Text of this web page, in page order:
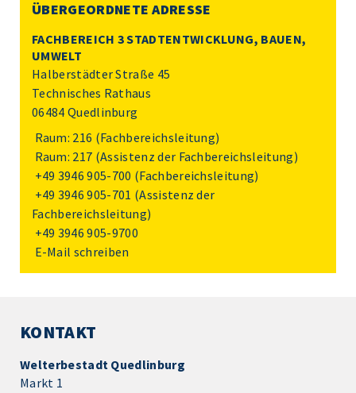
ÜBERGEORDNETE ADRESSE
FACHBEREICH 3 STADTENTWICKLUNG, BAUEN,
UMWELT
Halberstädter Straße 45
Technisches Rathaus
06484 Quedlinburg
Raum: 216 (Fachbereichsleitung)
Raum: 217 (Assistenz der Fachbereichsleitung)
+49 3946 905-700 (Fachbereichsleitung)
+49 3946 905-701 (Assistenz der
Fachbereichsleitung)
+49 3946 905-9700
E-Mail schreiben
KONTAKT
Welterbestadt Quedlinburg
Markt 1